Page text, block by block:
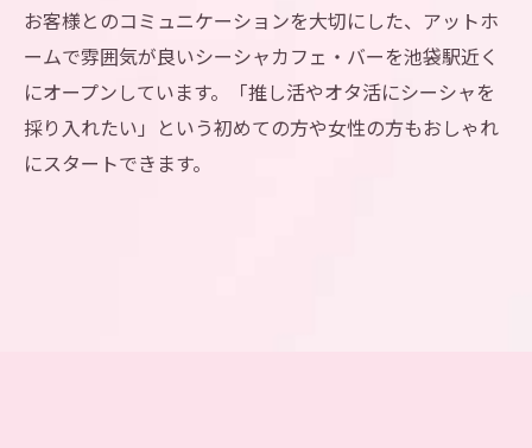
お客様とのコミュニケーションを大切にした、アットホ
ームで雰囲気が良いシーシャカフェ・バーを池袋駅近く
にオープンしています。「推し活やオタ活にシーシャを
採り入れたい」という初めての方や女性の方もおしゃれ
にスタートできます。